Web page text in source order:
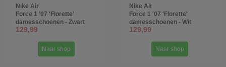
Nike Air
Force 1 '07 'Florette'
damesschoenen - Zwart
129,99
Naar shop
Nike Air
Force 1 '07 'Florette'
damesschoenen - Wit
129,99
Naar shop